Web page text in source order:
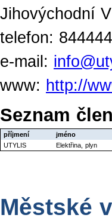
Jihovýchodní
telefon:
e-mail:
www: http://
Seznam
příjmení jméno
UTYLIS
Elektřina, plyn
Městské